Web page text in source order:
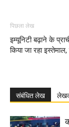
पिछला लेख
इम्यूनिटी बढ़ाने के
किया जा रहा इस्तेमाल,
संबंधित लेख